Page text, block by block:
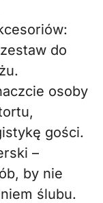
do
osoby
gości.
–
by nie
ślubu.